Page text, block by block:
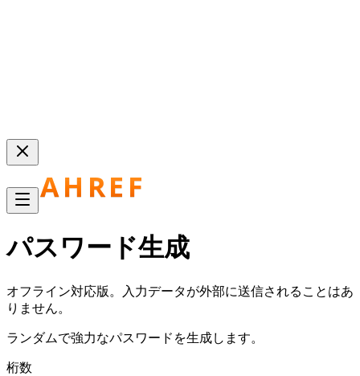
パスワード生成
オフライン対応版。入力データが外部に送信されることはあ
りません。
ランダムで強力なパスワードを生成します。
桁数